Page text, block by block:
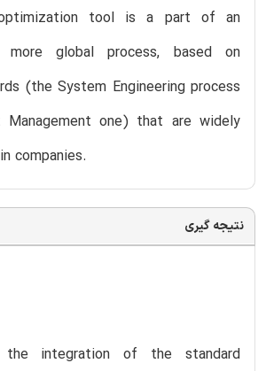
tool is a part of an
more global process, based on
(the System Engineering process
one) that are widely
companies.
نتیجه گیری
integration of the standard